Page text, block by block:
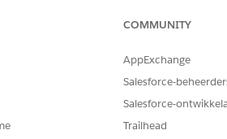
component Actieplan toe om
COMMUNITY
AppExchange
Salesforce-
Salesforce-
Trailhead